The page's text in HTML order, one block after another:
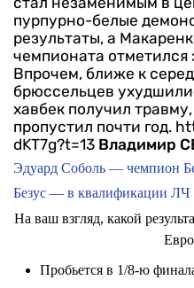
пурпурно-белые
результаты, а
чемпионата
Впрочем, ближе к
брюссельцев
хавбек получил
пропустил почти год.
dKT7g?t=13 Владимир
Эдуард Соболь — чемпион
Безус — в квалификации ЛЧ
На ваш взгляд, какой
Пробьется в 1/8-ю